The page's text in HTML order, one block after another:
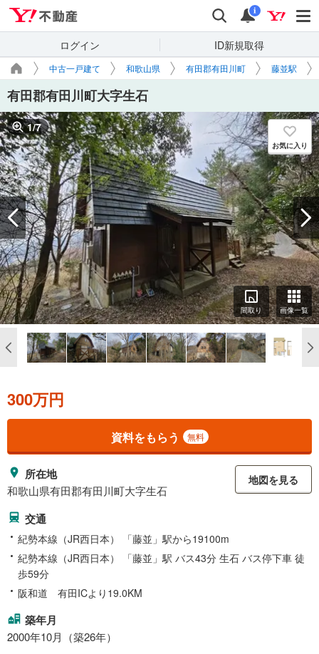
検索 通知
i
ログイン ID新規取得
中古一戸建て 和歌山県 有田郡有田川町 藤並駅
有田郡有田川町大字生石
1/7
お気に入り
間取り 画像一覧
300万円
資料をもらう 無料
所在地
和歌山県有田郡有田川町大字生石
地図を見る
交通
紀勢本線（JR西日本） 「藤並」駅から19100m
紀勢本線（JR西日本） 「藤並」駅 バス43分 生石 バス停下車 徒
歩59分
阪和道 有田ICより19.0KM
築年月
2000年10月（築26年）